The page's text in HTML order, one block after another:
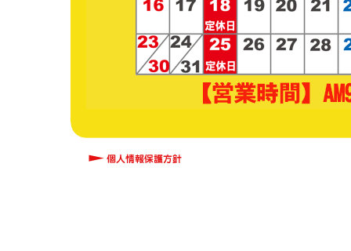
価格にて
ご提供させていただき
この機会に是非ご注文
ニュースただいま